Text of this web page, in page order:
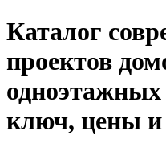
Каталог
проектов
ключ, цены